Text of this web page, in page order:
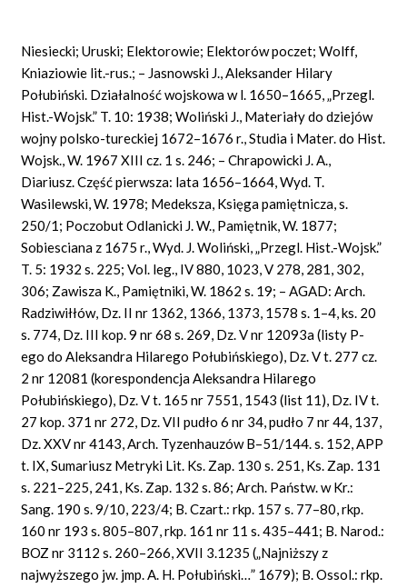
Niesiecki; Uruski; Elektorowie; Elektorów poczet; Wolff,
Kniaziowie lit.-rus.; – Jasnowski J., Aleksander Hilary
Połubiński. Działalność wojskowa w l. 1650–1665, „Przegl.
Hist.-Wojsk.” T. 10: 1938; Woliński J., Materiały do dziejów
wojny polsko-tureckiej 1672–1676 r., Studia i Mater. do Hist.
Wojsk., W. 1967 XIII cz. 1 s. 246; – Chrapowicki J. A.,
Diariusz. Część pierwsza: lata 1656–1664, Wyd. T.
Wasilewski, W. 1978; Medeksza, Księga pamiętnicza, s.
250/1; Poczobut Odlanicki J. W., Pamiętnik, W. 1877;
Sobiesciana z 1675 r., Wyd. J. Woliński, „Przegl. Hist.-Wojsk.”
T. 5: 1932 s. 225; Vol. leg., IV 880, 1023, V 278, 281, 302,
306; Zawisza K., Pamiętniki, W. 1862 s. 19; – AGAD: Arch.
Radziwiłłów, Dz. II nr 1362, 1366, 1373, 1578 s. 1–4, ks. 20
s. 774, Dz. III kop. 9 nr 68 s. 269, Dz. V nr 12093a (listy P-
ego do Aleksandra Hilarego Połubińskiego), Dz. V t. 277 cz.
2 nr 12081 (korespondencja Aleksandra Hilarego
Połubińskiego), Dz. V t. 165 nr 7551, 1543 (list 11), Dz. IV t.
27 kop. 371 nr 272, Dz. VII pudło 6 nr 34, pudło 7 nr 44, 137,
Dz.XXV nr 4143, Arch. Tyzenhauzów B–51/144. s. 152, APP
t. IX, Sumariusz Metryki Lit. Ks. Zap. 130 s. 251, Ks. Zap. 131
s. 221–225, 241, Ks. Zap. 132 s. 86; Arch. Państw. w Kr.:
Sang. 190 s. 9/10, 223/4; B. Czart.: rkp. 157 s. 77–80, rkp.
160 nr 193 s. 805–807, rkp. 161 nr 11 s. 435–441; B. Narod.:
BOZ nr 3112 s. 260–266, XVII 3.1235 („Najniższy z
najwyższego jw. jmp. A. H. Połubiński…” 1679); B. Ossol.: rkp.